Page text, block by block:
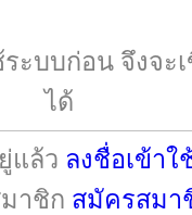
ระบบก่อน จึงจะ
ได้
แล้ว ลงชื่อเข้าใ
าชิก สมัครสมา